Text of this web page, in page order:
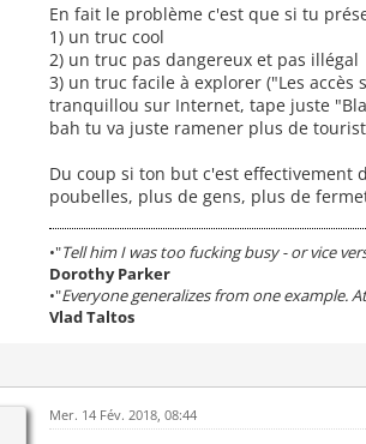
En fait le problème c'est que si tu
1) un truc cool
2) un truc pas dangereux et pas illégal
3) un truc facile à explorer ("Les accès
tranquillou sur Internet, tape juste
bah tu va juste ramener plus de
Du coup si ton but c'est
poubelles, plus de gens, plus de
•"Tell him I was too fucking busy - or vice
Dorothy Parker
•"Everyone generalizes from one example.
Vlad Taltos
Mer. 14 Fév. 2018, 08:44